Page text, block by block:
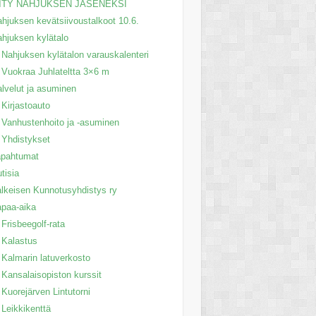
NAHJUKSEN JÄSENEKSI
kevätsiivoustalkoot 10.6.
kylätalo
Nahjuksen kylätalon varauskalenteri
Vuokraa Juhlateltta 3×6 m
ja asuminen
Kirjastoauto
Vanhustenhoito ja -asuminen
Yhdistykset
Kunnotusyhdistys ry
aika
Frisbeegolf-rata
Kalastus
Kalmarin latuverkosto
Kansalaisopiston kurssit
Kuorejärven Lintutorni
Leikkikenttä